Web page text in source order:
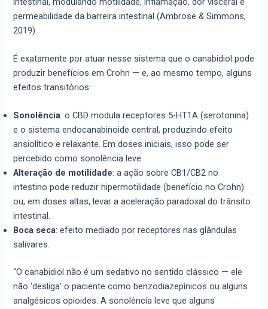
permeabilidade da barreira intestinal (Ambrose & Simmons,
2019).
É exatamente por atuar nesse sistema que o canabidiol pode
produzir benefícios em Crohn — e, ao mesmo tempo, alguns
efeitos transitórios:
Sonolência: o CBD modula receptores 5-HT1A (serotonina)
e o sistema endocanabinoide central, produzindo efeito
ansiolítico e relaxante. Em doses iniciais, isso pode ser
percebido como sonolência leve.
Alteração de motilidade: a ação sobre CB1/CB2 no
intestino pode reduzir hipermotilidade (benefício no Crohn)
ou, em doses altas, levar a aceleração paradoxal do trânsito
intestinal.
Boca seca: efeito mediado por receptores nas glândulas
salivares.
“O canabidiol não é um sedativo no sentido clássico — ele
não ‘desliga’ o paciente como benzodiazepínicos ou alguns
analgésicos opioides. A sonolência leve que alguns